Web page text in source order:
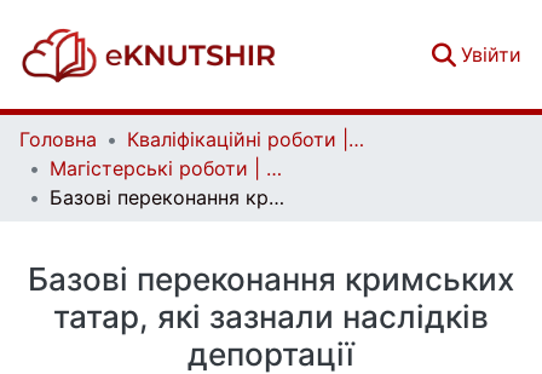
Увійти
Головна
Кваліфікаційні роботи | Qualifying works
Магістерські роботи | Master's theses
Базові переконання кримських татар, які зазнали наслідків депортації
Базові переконання кримських
татар, які зазнали наслідків
депортації